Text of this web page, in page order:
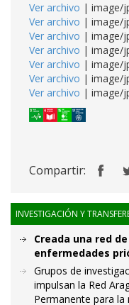
Ver archivo | image/
Ver archivo | image/
Ver archivo | image/
Ver archivo | image/
Ver archivo | image/
Ver archivo | image/
Ver archivo | image/
Compartir:
INVESTIGACIÓN Y
Creada una red
enfermedades
Grupos de
impulsan la Red
Permanente para